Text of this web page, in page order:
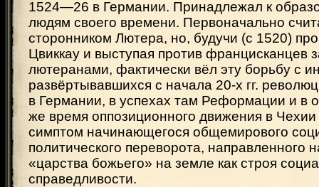
1524—26 в Германии. Принадлежал к
людям своего времени. Первоначально
сторонником Лютера, но, будучи (с 1520)
Цвиккау и выступая против францисканцев
лютеранами, фактически вёл эту борьбу с
развёртывавшихся с начала 20-х гг.
в Германии, в успехах там Реформации и в
же время оппозиционного движения в
симптом начинающегося общемирового
политического переворота, направленного
«царства божьего» на земле как строя
справедливости.